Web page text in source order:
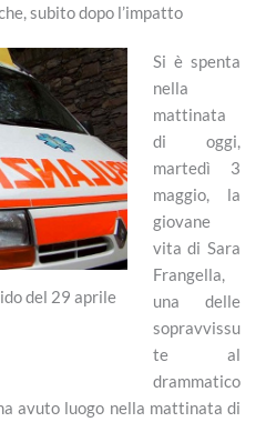
subito dopo l’impatto
del 29 aprile
Si è spenta
nella
mattinata
di oggi,
martedì 3
maggio, la
giovane
vita di Sara
Frangella,
una delle
sopravvissu
te al
drammatico
avuto luogo nella mattinata di